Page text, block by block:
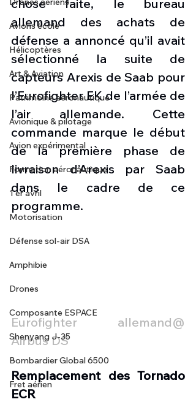
Avions école
Hélicoptères
Art & Aviation
Patrimoine aéronautique
Avionique & pilotage
Avion expérimental
Formation aéronautique
1 er avril
Motorisation
Défense sol-air DSA
Amphibie
Drones
Composante ESPACE
Shenyang J-35
Bombardier Global 6500
Fret aérien
chose faite, le bureau
allemand des achats de
défense a annoncé qu’il avait
sélectionné la suite de
capteurs Arexis de Saab pour
l’Eurofighter EK de l’armée de
l’air allemande. Cette
commande marque le début
de la première phase de
livraison d’Arexis par Saab
dans le cadre de ce
programme.
Eurofighter allemand@
Airbus DS
Remplacement des Tornado
ECR